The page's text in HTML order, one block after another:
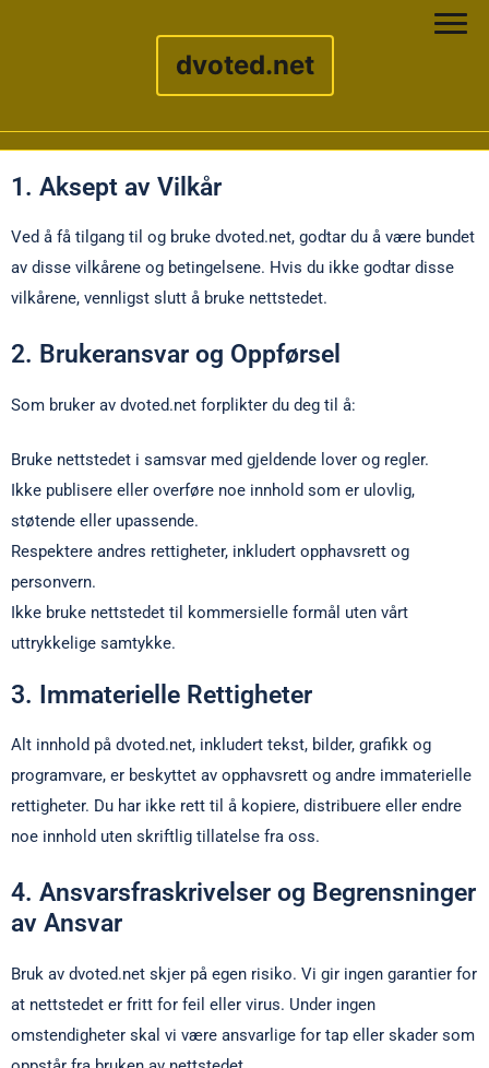
dvoted.net
Skip to content
1. Aksept av Vilkår
Ved å få tilgang til og bruke dvoted.net, godtar du å være bundet
av disse vilkårene og betingelsene. Hvis du ikke godtar disse
vilkårene, vennligst slutt å bruke nettstedet.
2. Brukeransvar og Oppførsel
Som bruker av dvoted.net forplikter du deg til å:
Bruke nettstedet i samsvar med gjeldende lover og regler.
Ikke publisere eller overføre noe innhold som er ulovlig,
støtende eller upassende.
Respektere andres rettigheter, inkludert opphavsrett og
personvern.
Ikke bruke nettstedet til kommersielle formål uten vårt
uttrykkelige samtykke.
3. Immaterielle Rettigheter
Alt innhold på dvoted.net, inkludert tekst, bilder, grafikk og
programvare, er beskyttet av opphavsrett og andre immaterielle
rettigheter. Du har ikke rett til å kopiere, distribuere eller endre
noe innhold uten skriftlig tillatelse fra oss.
4. Ansvarsfraskrivelser og Begrensninger
av Ansvar
Bruk av dvoted.net skjer på egen risiko. Vi gir ingen garantier for
at nettstedet er fritt for feil eller virus. Under ingen
omstendigheter skal vi være ansvarlige for tap eller skader som